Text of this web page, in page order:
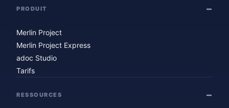
PRODUIT
Merlin Project
Merlin Project Express
adoc Studio
Tarifs
RESSOURCES